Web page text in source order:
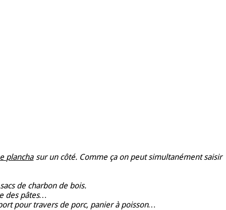
planchasur un côté. Comme ça on peut simultanément saisir
de charbon de bois.
des pâtes…
pour travers de porc, panier à poisson…